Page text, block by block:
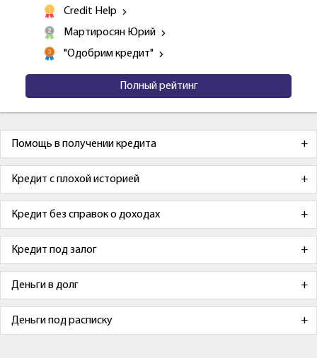
Credit Help
Мартиросян Юрий
"Одобрим кредит"
Полный рейтинг
Помощь в получении кредита
Кредит с плохой историей
Кредит без справок о доходах
Кредит под залог
Деньги в долг
Деньги под расписку